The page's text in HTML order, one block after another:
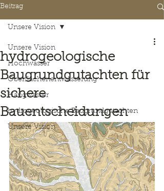
Beitrag
Unsere Vision
Hochwasser
Oberflächenentwässerung
Hangwasser
hydrogeologische Baugrundgutachten
Unsere Vision
Unsere Vision
hydrogeologische
Baugrundgutachten für
sichere
Bauentscheidungen